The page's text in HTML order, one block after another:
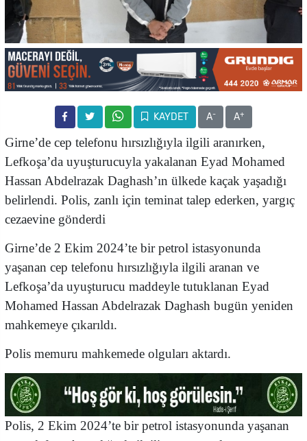
KAYDET A- A+
Girne’de cep telefonu hırsızlığıyla ilgili aranırken,
Lefkoşa’da uyuşturucuyla yakalanan Eyad Mohamed
Hassan Abdelrazak Daghash’ın ülkede kaçak yaşadığı
belirlendi. Polis, zanlı için teminat talep ederken, yargıç
cezaevine gönderdi
Girne’de 2 Ekim 2024’te bir petrol istasyonunda
yaşanan cep telefonu hırsızlığıyla ilgili aranan ve
Lefkoşa’da uyuşturucu maddeyle tutuklanan Eyad
Mohamed Hassan Abdelrazak Daghash bugün yeniden
mahkemeye çıkarıldı.
Polis memuru mahkemede olguları aktardı.
Polis, 2 Ekim 2024’te bir petrol istasyonunda yaşanan